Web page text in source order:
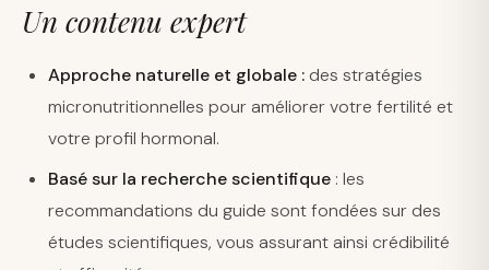
Un contenu expert
Approche naturelle et globale : des stratégies
micronutritionnelles pour améliorer votre fertilité et
votre profil hormonal.
Basé sur la recherche scientifique : les
recommandations du guide sont fondées sur des
études scientifiques, vous assurant ainsi crédibilité